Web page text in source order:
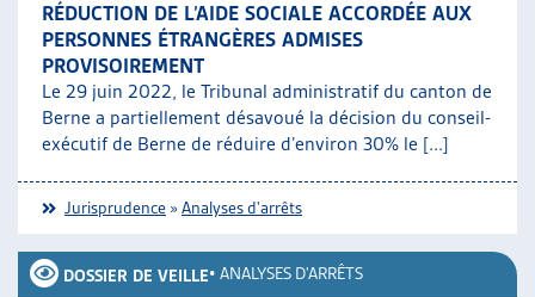
RÉDUCTION DE L’AIDE SOCIALE ACCORDÉE AUX
PERSONNES ÉTRANGÈRES ADMISES
PROVISOIREMENT
Le 29 juin 2022, le Tribunal administratif du canton de
Berne a partiellement désavoué la décision du conseil-
exécutif de Berne de réduire d’environ 30% le [...]
Jurisprudence »Analyses d'arrêts
DOSSIER DE VEILLE• ANALYSES D'ARRÊTS